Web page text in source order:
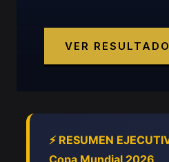
VER
⚡ RESUMEN
Copa Mundial 2026